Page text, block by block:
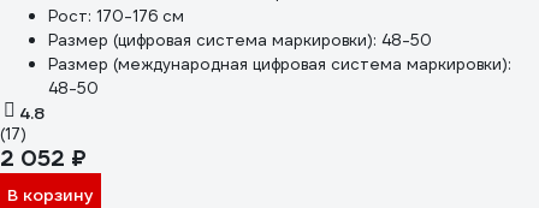
Рост: 170-176 см
Размер (цифровая система маркировки): 48-50
Размер (международная цифровая система маркировки):
48-50
4.8
(17)
2 052 ₽
В корзину